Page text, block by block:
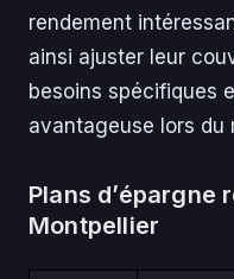
rendement
ainsi ajuster leur
besoins spécifiques
avantageuse lors du
Plans
Montpellier